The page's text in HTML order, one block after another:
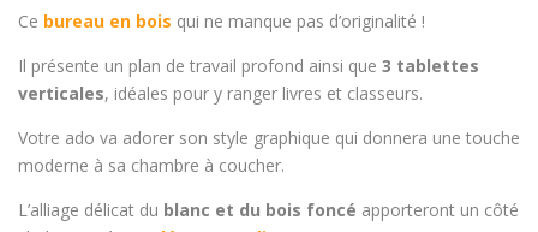
Ce bureau en bois qui ne manque pas d’originalité !
Il présente un plan de travail profond ainsi que 3 tablettes
verticales, idéales pour y ranger livres et classeurs.
Votre ado va adorer son style graphique qui donnera une touche
moderne à sa chambre à coucher.
L’alliage délicat du blanc et du bois foncé apporteront un côté